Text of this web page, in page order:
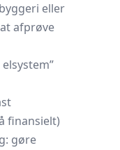
eller
afprøve
finansielt)
gøre